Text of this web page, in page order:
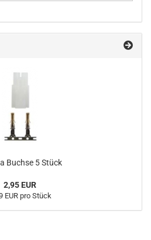
Buchse 5 Stück
2,95 EUR
EUR pro Stück